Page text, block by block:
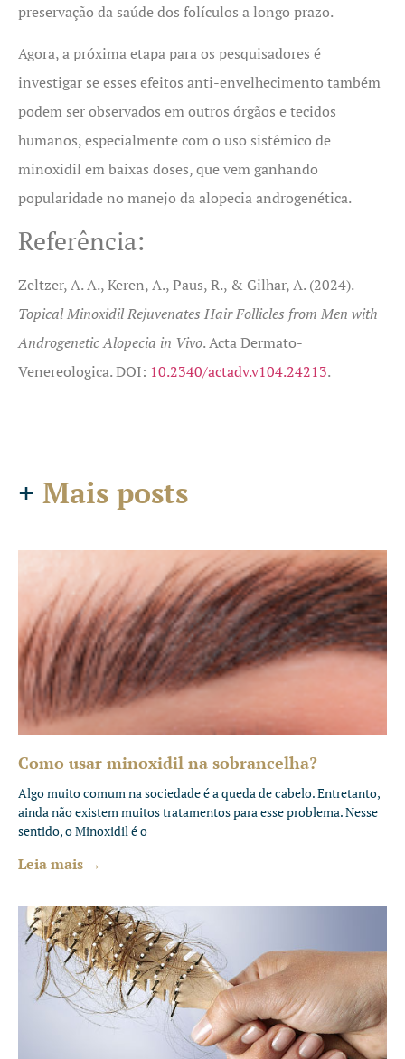
preservação da saúde dos folículos a longo prazo.
Agora, a próxima etapa para os pesquisadores é
investigar se esses efeitos anti-envelhecimento também
podem ser observados em outros órgãos e tecidos
humanos, especialmente com o uso sistêmico de
minoxidil em baixas doses, que vem ganhando
popularidade no manejo da alopecia androgenética.
Referência:
Zeltzer, A. A., Keren, A., Paus, R., & Gilhar, A. (2024).
Topical Minoxidil Rejuvenates Hair Follicles from Men with
Androgenetic Alopecia in Vivo. Acta Dermato-
Venereologica. DOI: 10.2340/actadv.v104.24213.
+ Mais posts
Como usar minoxidil na sobrancelha?
Algo muito comum na sociedade é a queda de cabelo. Entretanto,
ainda não existem muitos tratamentos para esse problema. Nesse
sentido, o Minoxidil é o
Leia mais →